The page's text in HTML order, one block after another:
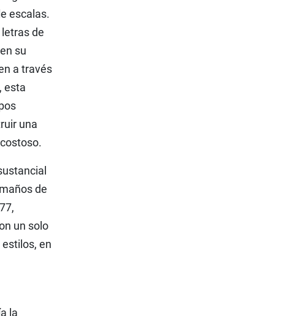
escalas.
de
su
a través
esta
una
de
un solo
en
la